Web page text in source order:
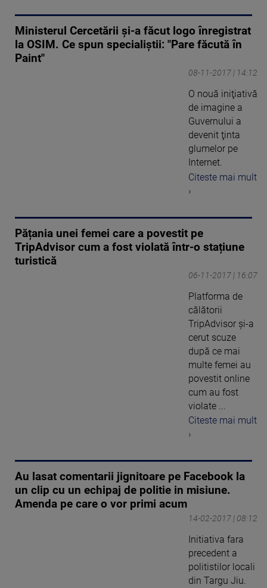
Ministerul Cercetării şi-a făcut logo înregistrat
la OSIM. Ce spun specialiştii: "Pare făcută în
Paint"
08-11-2017 | 14:12
O nouă iniţiativă
de imagine a
Guvernului a
devenit ţinta
glumelor pe
Internet.
Citeste mai mult
›
Pățania unei femei care a povestit pe
TripAdvisor cum a fost violată într-o stațiune
turistică
06-11-2017 | 16:07
Platforma de
călătorii
TripAdvisor și-a
cerut scuze
după ce mai
multe femei au
povestit online
cum au fost
violate ...
Citeste mai mult
›
Au lasat comentarii jignitoare pe Facebook la
un clip cu un echipaj de politie in misiune.
Amenda pe care o vor primi acum
14-02-2017 | 08:12
Initiativa fara
precedent a
politistilor locali
din Targu Jiu.